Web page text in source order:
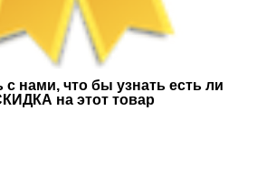
с нами, что бы узнать есть ли
на этот товар